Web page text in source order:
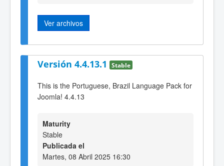
Ver archivos
Versión 4.4.13.1 Stable
This is the Portuguese, Brazil Language Pack for
Joomla! 4.4.13
Maturity
Stable
Publicada el
Martes, 08 Abril 2025 16:30